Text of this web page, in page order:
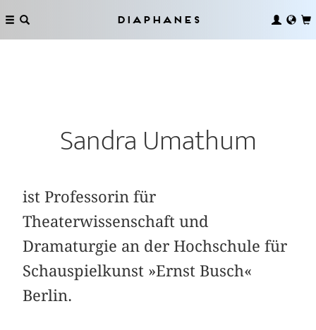
Diaphanes
Sandra Umathum
ist Professorin für
Theaterwissenschaft und
Dramaturgie an der Hochschule für
Schauspielkunst »Ernst Busch«
Berlin.